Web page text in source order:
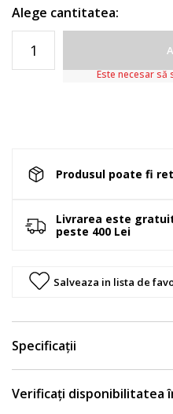
Alege cantitatea:
Este necesar
Produsul poate fi
Livrarea este
peste 400 Lei
Salveaza in lista de
Specificații
Verificați disponibilitatea